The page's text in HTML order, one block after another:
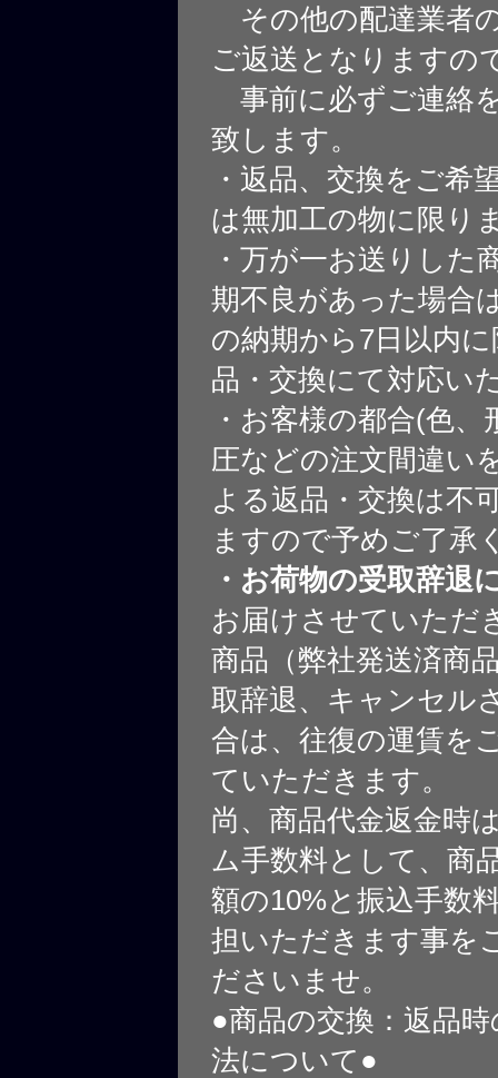
その他の配達業者
ご返送となりますの
事前に必ずご連絡
致します。
・返品、交換をご希
は無加工の物に限り
・万が一お送りした
期不良があった場合
の納期から7日以内
品・交換にて対応い
・お客様の都合(色、
圧などの注文間違い
よる返品・交換は不
ますので予めご了承
・お荷物の受取辞退
お届けさせていただ
商品（弊社発送済商
取辞退、キャンセル
合は、往復の運賃を
ていただきます。
尚、商品代金返金時
ム手数料として、商
額の10%と振込手数
担いただきます事を
ださいませ。
●商品の交換：返品
法について●